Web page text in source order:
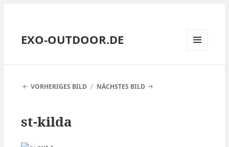
EXO-OUTDOOR.DE
VORHERIGES BILD
NÄCHSTES BILD
st-kilda